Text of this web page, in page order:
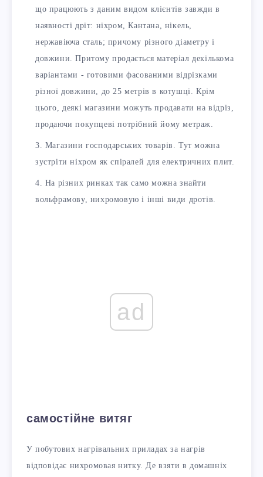
що працюють з даним видом клієнтів завжди в
наявності дріт: ніхром, Кантана, нікель,
нержавіюча сталь; причому різного діаметру і
довжини. Притому продається матеріал декількома
варіантами - готовими фасованими відрізками
різної довжини, до 25 метрів в котушці. Крім
цього, деякі магазини можуть продавати на відріз,
продаючи покупцеві потрібний йому метраж.
Магазини господарських товарів. Тут можна
зустріти ніхром як спіралей для електричних плит.
На різних ринках так само можна знайти
вольфрамову, нихромовую і інші види дротів.
ad
самостійне витяг
У побутових нагрівальних приладах за нагрів
відповідає нихромовая нитку. Де взяти в домашніх